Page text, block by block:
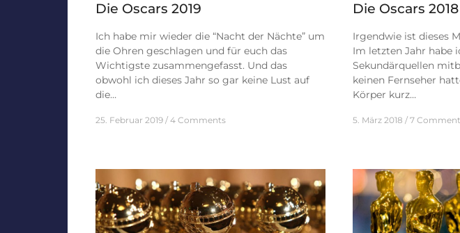
Die Oscars 2019
Ich habe mir wieder die “Nacht der Nächte” um
die Ohren geschlagen und für euch das
Wichtigste zusammengefasst. Und das
obwohl ich dieses Jahr so gar keine Lust auf
die…
25. Februar 2019 4 Comments
Die Oscars 2018
Irgendwie ist dieses
Im letzten Jahr habe
Sekundärquellen
keinen Fernseher
Körper kurz…
5. März 2018 7